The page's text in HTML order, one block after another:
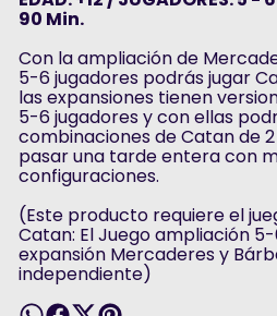
90 Min.
Con la ampliación de
5-6 jugadores podrás jugar
las expansiones tienen
5-6 jugadores y con ellas
combinaciones de Catan de
pasar una tarde entera con
configuraciones.
(Este producto requiere el
Catan: El Juego ampliación
expansión Mercaderes y
independiente)